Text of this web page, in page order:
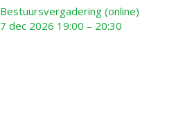
Bestuursvergadering (online)
7 dec 2026 19:00 – 20:30